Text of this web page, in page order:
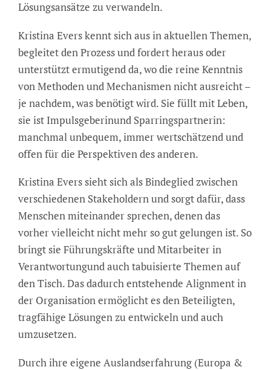
Lösungsansätze zu verwandeln.
Kristina Evers kennt sich aus in aktuellen Themen,
begleitet den Prozess und fordert heraus oder
unterstützt ermutigend da, wo die reine Kenntnis
von Methoden und Mechanismen nicht ausreicht –
je nachdem, was benötigt wird. Sie füllt mit Leben,
sie ist Impulsgeberinund Sparringspartnerin:
manchmal unbequem, immer wertschätzend und
offen für die Perspektiven des anderen.
Kristina Evers sieht sich als Bindeglied zwischen
verschiedenen Stakeholdern und sorgt dafür, dass
Menschen miteinander sprechen, denen das
vorher vielleicht nicht mehr so gut gelungen ist. So
bringt sie Führungskräfte und Mitarbeiter in
Verantwortungund auch tabuisierte Themen auf
den Tisch. Das dadurch entstehende Alignment in
der Organisation ermöglicht es den Beteiligten,
tragfähige Lösungen zu entwickeln und auch
umzusetzen.
Durch ihre eigene Auslandserfahrung (Europa &